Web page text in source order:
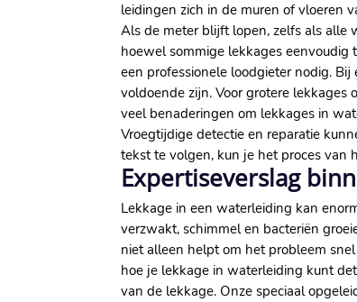
leidingen zich in de muren of vloeren
Als de meter blijft lopen, zelfs als alle
hoewel sommige lekkages
een professionele loodgieter nodig.
voldoende zijn. Voor grotere lekkages
veel benaderingen om lekkages in
Vroegtijdige detectie en reparatie
tekst te volgen, kun je het proces van
Expertiseverslag
Lekkage in een waterleiding kan
verzwakt, schimmel en bacteriën
niet alleen helpt om het probleem
hoe je lekkage in waterleiding kunt
van de lekkage. Onze speciaal